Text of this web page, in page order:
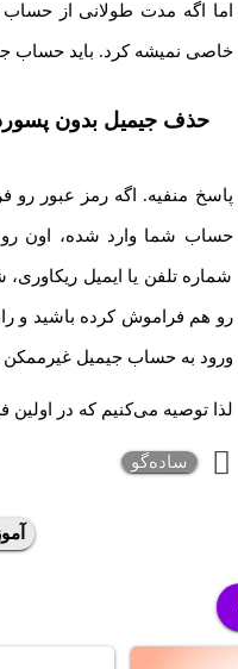
اما اگه مدت طولانی از
خاصی نمیشه کرد. باید حساب
حذف جیمیل بدون
پاسخ منفیه. اگه رمز عبور رو
حساب شما وارد شده، اون رو
شماره تلفن یا ایمیل
رو هم فراموش کرده باشید و
ورود به حساب جیمیل
لذا توصیه می‌کنیم که در
ساده‌گو